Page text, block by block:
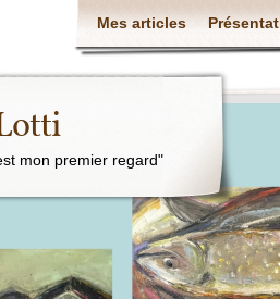
Mes articles
mon premier regard"